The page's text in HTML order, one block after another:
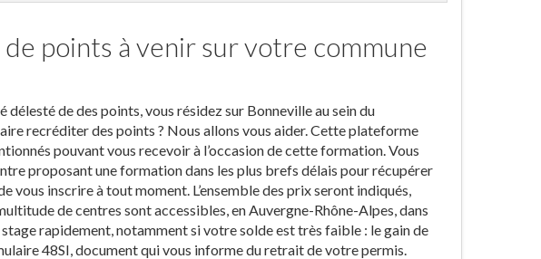
points à venir sur votre commune
de des points, vous résidez sur Bonneville au sein du
recréditer des points ? Nous allons vous aider. Cette plateforme
pouvant vous recevoir à l’occasion de cette formation. Vous
proposant une formation dans les plus brefs délais pour récupérer
inscrire à tout moment. L’ensemble des prix seront indiqués,
de centres sont accessibles, en Auvergne-Rhône-Alpes, dans
rapidement, notamment si votre solde est très faible : le gain de
48SI, document qui vous informe du retrait de votre permis.